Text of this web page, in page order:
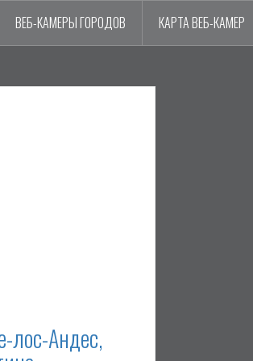
ВЕБ-КАМЕРЫ ГОРОДОВ КАРТА ВЕБ-КАМЕР
лос-Андес,